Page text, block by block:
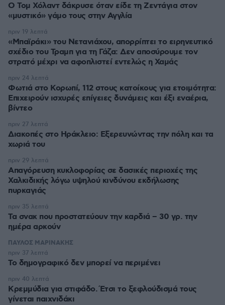
Ο Τομ Χόλαντ δάκρυσε όταν είδε τη Ζεντάγια στον
«μυστικό» γάμο τους στην Αγγλία
«Μπαϊράκι» του Νετανιάχου, απορρίπτει το ειρηνευτικό
σχέδιο του Τραμπ για τη Γάζα: Δεν αποσύρουμε τον
στρατό μέχρι να αφοπλιστεί εντελώς η Χαμάς
πριν 19 λεπτά
Φωτιά στο Κορωπί, 112 στους κατοίκους για ετοιμότητα:
Επιχειρούν ισχυρές επίγειες δυνάμεις και έξι εναέρια,
βίντεο
πριν 24 λεπτά
Διακοπές στο Ηράκλειο: Εξερευνώντας την πόλη και τα
χωριά του
πριν 27 λεπτά
Απαγόρευση κυκλοφορίας σε δασικές περιοχές της
Χαλκιδικής λόγω υψηλού κινδύνου εκδήλωσης
πυρκαγιάς
πριν 29 λεπτά
Τα σνακ που προστατεύουν την καρδιά – 30 γρ. την
ημέρα αρκούν
πριν 35 λεπτά
ΠΑΥΛΟΣ ΜΑΡΙΝΑΚΗΣ
Το δημογραφικό δεν μπορεί να περιμένει
πριν 37 λεπτά
Κρεμμύδια για στιφάδο. Έτσι το ξεφλούδισμά τους
γίνεται παιχνιδάκι
πριν 40 λεπτά